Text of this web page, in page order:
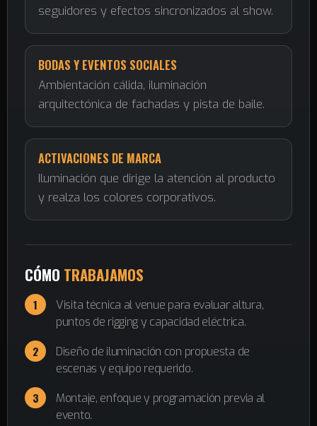
seguidores y efectos sincronizados al show.
BODAS Y EVENTOS SOCIALES
Ambientación cálida, iluminación
arquitectónica de fachadas y pista de baile.
ACTIVACIONES DE MARCA
Iluminación que dirige la atención al producto
y realza los colores corporativos.
CÓMO TRABAJAMOS
Visita técnica al venue para evaluar altura,
puntos de rigging y capacidad eléctrica.
Diseño de iluminación con propuesta de
escenas y equipo requerido.
Montaje, enfoque y programación previa al
evento.